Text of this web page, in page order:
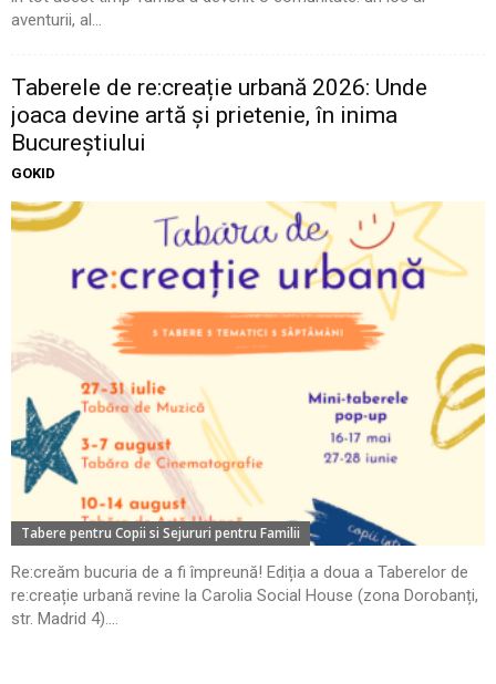
aventurii, al...
Taberele de re:creație urbană 2026: Unde
joaca devine artă și prietenie, în inima
Bucureștiului
GOKID
Tabere pentru Copii si Sejururi pentru Familii
Re:creăm bucuria de a fi împreună! Ediția a doua a Taberelor de
re:creație urbană revine la Carolia Social House (zona Dorobanți,
str. Madrid 4)....